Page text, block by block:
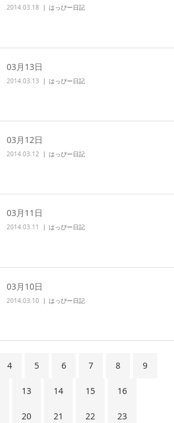
2014.03.18 はっぴー日記
03月13日
2014.03.13 はっぴー日記
03月12日
2014.03.12 はっぴー日記
03月11日
2014.03.11 はっぴー日記
03月10日
2014.03.10 はっぴー日記
4 5 6 7 8 9
13 14 15 16
20 21 22 23